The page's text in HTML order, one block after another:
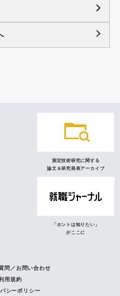
ート
ート
測定技術研究に関する
論文＆研究発表アーカイブ
「ホントは知りたい」
がここに
問／お問い合わせ
用規約
シーポリシー